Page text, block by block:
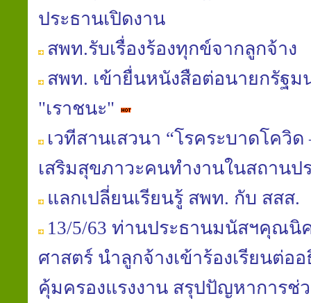
ประธานเปิดงาน
สพท.รับเรื่องร้องทุกข์จากลูกจ้าง
สพท. เข้ายื่นหนังสือต่อนายกรัฐม
"เราชนะ"
เวทีสานเสวนา “โรคระบาดโควิ
เสริมสุขภาวะคนทำงานในสถานป
แลกเปลี่ยนเรียนรู้ สพท. กับ สสส.
13/5/63 ท่านประธานมนัสฯคุณ
ศาสตร์ นำลูกจ้างเข้าร้องเรียนต่อ
คุ้มครองแรงงาน สรุปปัญหาการช่